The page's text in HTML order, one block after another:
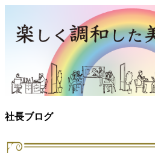
社長ブログ